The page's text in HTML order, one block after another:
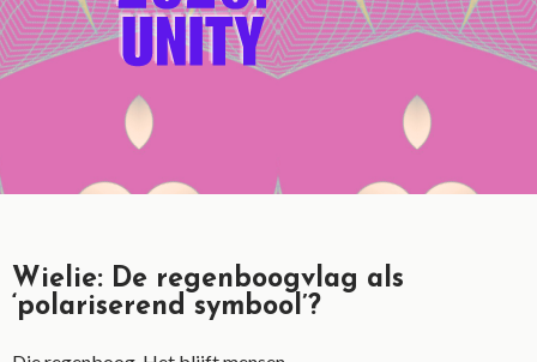
Wielie: De regenboogvlag als
‘polariserend symbool’?